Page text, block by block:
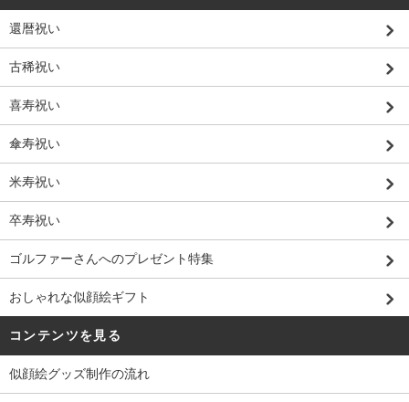
還暦祝い
古稀祝い
喜寿祝い
傘寿祝い
米寿祝い
卒寿祝い
ゴルファーさんへのプレゼント特集
おしゃれな似顔絵ギフト
コンテンツを見る
似顔絵グッズ制作の流れ